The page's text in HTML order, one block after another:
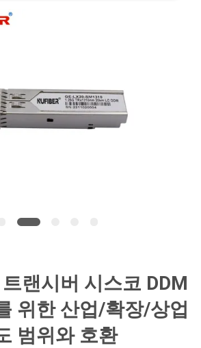
랜시버 시스코 DDM
위한 산업/확장/상업
범위와 호환